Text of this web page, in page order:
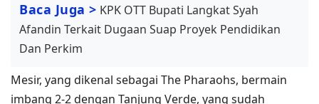
Baca Juga > KPK OTT Bupati Langkat Syah
Afandin Terkait Dugaan Suap Proyek Pendidikan
Dan Perkim
Mesir, yang dikenal sebagai The Pharaohs, bermain
imbang 2-2 dengan Tanjung Verde, yang sudah